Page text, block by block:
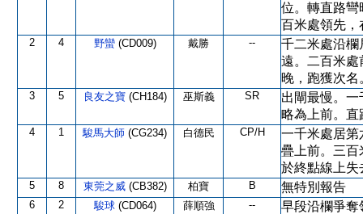
位。轉直路彎
百米處領先，
2 4 野蠻 (CD009) 戴勝 --
千二米處沿欄
遠。二百米處
晚，跑獲次名
3 5 良友之寶 (CH184) 巫斯義 SR
出閘最慢。
略為上前。直
4 1 駿馬大師 (CG234) 白德民 CP/H
一千米處居第
疊上前。三百
於終點線上失
5 8 東莞之威 (CB382) 柏寶 B 無特別報告
6 2 駿球 (CD064) 薛順強 --
早段沿欄爭奪